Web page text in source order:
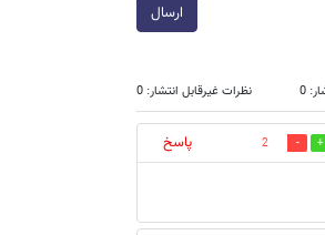
ارسال
0 نظرات غیرقابل انتشار: 0
2
پاسخ